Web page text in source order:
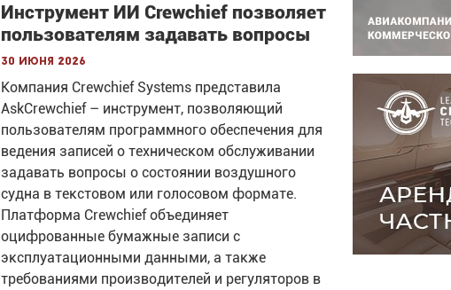
Инструмент ИИ Crewchief позволяет
пользователям задавать вопросы
30 июня 2026
Компания Crewchief Systems представила
AskCrewchief – инструмент, позволяющий
пользователям программного обеспечения для
ведения записей о техническом обслуживании
задавать вопросы о состоянии воздушного
судна в текстовом или голосовом формате.
Платформа Crewchief объединяет
оцифрованные бумажные записи с
эксплуатационными данными, а также
требованиями производителей и регуляторов в